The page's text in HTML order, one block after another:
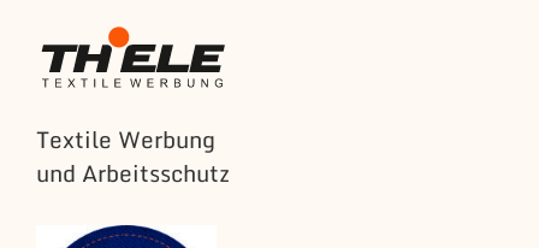
Textile Werbung
und Arbeitsschutz